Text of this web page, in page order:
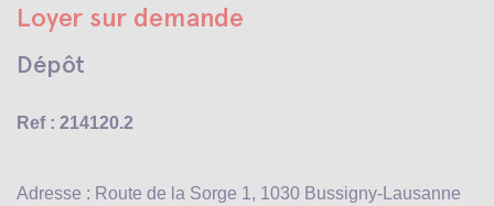
Loyer sur demande
Dépôt
Ref : 214120.2
Adresse : Route de la Sorge 1, 1030 Bussigny-Lausanne